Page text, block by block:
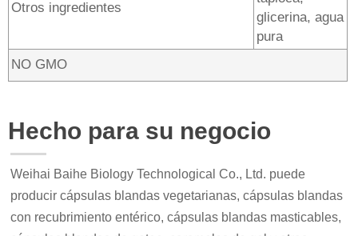
Otros ingredientes
glicerina, agua
pura
NO GMO
Hecho para su negocio
Weihai Baihe Biology Technological Co., Ltd. puede
producir cápsulas blandas vegetarianas, cápsulas blandas
con recubrimiento entérico, cápsulas blandas masticables,